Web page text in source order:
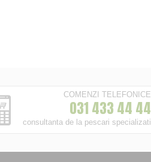
COMENZI TELEFONICE
031 433 44 44
consultanta de la pescari specializati